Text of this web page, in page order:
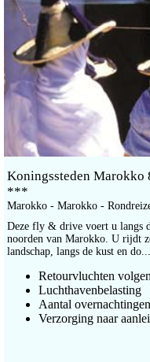
Koningssteden Marokko
***
Marokko - Marokko -
Deze fly & drive voert u langs
noorden van Marokko. U rijdt
landschap, langs de kust en do...
Retourvluchten
Luchthavenbelasting
Aantal
Verzorging naar